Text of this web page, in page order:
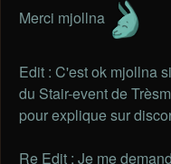
Merci mjollna
Edit : C'est ok mjollna
du Stair-event de
pour explique sur
Re Edit : Je me